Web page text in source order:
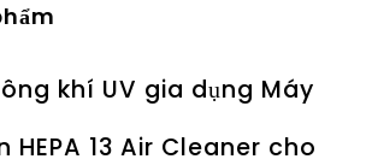
khí UV gia dụng Máy
HEPA 13 Air Cleaner cho